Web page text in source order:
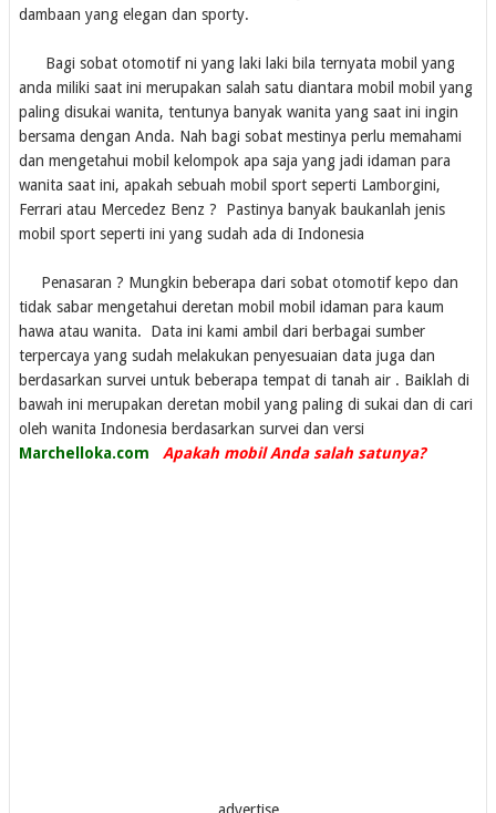
dambaan yang elegan dan sporty.
Bagi sobat otomotif ni yang laki laki bila ternyata mobil yang
anda miliki saat ini merupakan salah satu diantara mobil mobil yang
paling disukai wanita, tentunya banyak wanita yang saat ini ingin
bersama dengan Anda. Nah bagi sobat mestinya perlu memahami
dan mengetahui mobil kelompok apa saja yang jadi idaman para
wanita saat ini, apakah sebuah mobil sport seperti Lamborgini,
Ferrari atau Mercedez Benz ? Pastinya banyak baukanlah jenis
mobil sport seperti ini yang sudah ada di Indonesia
Penasaran ? Mungkin beberapa dari sobat otomotif kepo dan
tidak sabar mengetahui deretan mobil mobil idaman para kaum
hawa atau wanita. Data ini kami ambil dari berbagai sumber
terpercaya yang sudah melakukan penyesuaian data juga dan
berdasarkan survei untuk beberapa tempat di tanah air . Baiklah di
bawah ini merupakan deretan mobil yang paling di sukai dan di cari
oleh wanita Indonesia berdasarkan survei dan versi
Marchelloka.com
Apakah mobil Anda salah satunya?
advertise